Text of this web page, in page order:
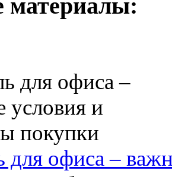
материалы:
для офиса –